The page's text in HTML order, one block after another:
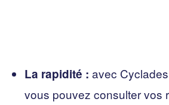
La rapidité : avec
vous pouvez consulter vos